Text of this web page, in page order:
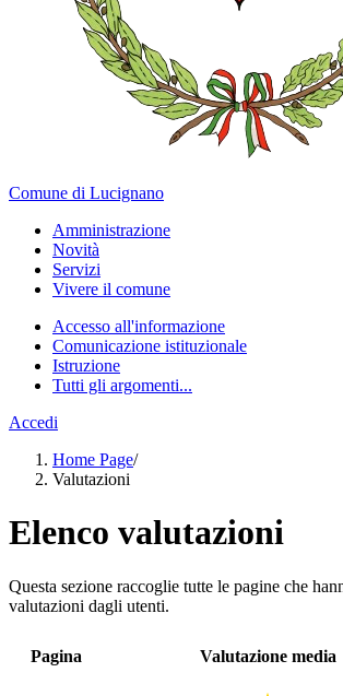
Comune di Lucignano
Amministrazione
Novità
Servizi
Vivere il comune
Accesso all'informazione
Comunicazione istituzionale
Istruzione
Tutti gli argomenti...
Accedi
Home Page/
Valutazioni
Elenco valutazioni
Questa sezione raccoglie tutte le pagine che
valutazioni dagli utenti.
Pagina Valutazione media